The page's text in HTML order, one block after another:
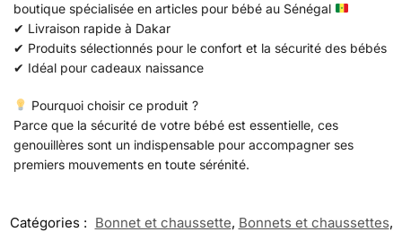
boutique spécialisée en articles pour bébé au Sénégal
✔ Livraison rapide à Dakar
✔ Produits sélectionnés pour le confort et la sécurité des bébés
✔ Idéal pour cadeaux naissance
Pourquoi choisir ce produit ?
Parce que la sécurité de votre bébé est essentielle, ces
genouillères sont un indispensable pour accompagner ses
premiers mouvements en toute sérénité.
Catégories : Bonnet et chaussette, Bonnets et chaussettes,